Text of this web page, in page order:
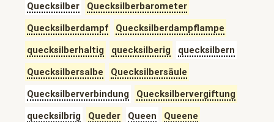
Quecksilber
Quecksilberbarometer
Quecksilberdampf
Quecksilberdampflampe
quecksilberhaltig
quecksilberig
quecksilbern
Quecksilbersalbe
Quecksilbersäule
Quecksilberverbindung
Quecksilbervergiftung
quecksilbrig
Queder Queen
Queene